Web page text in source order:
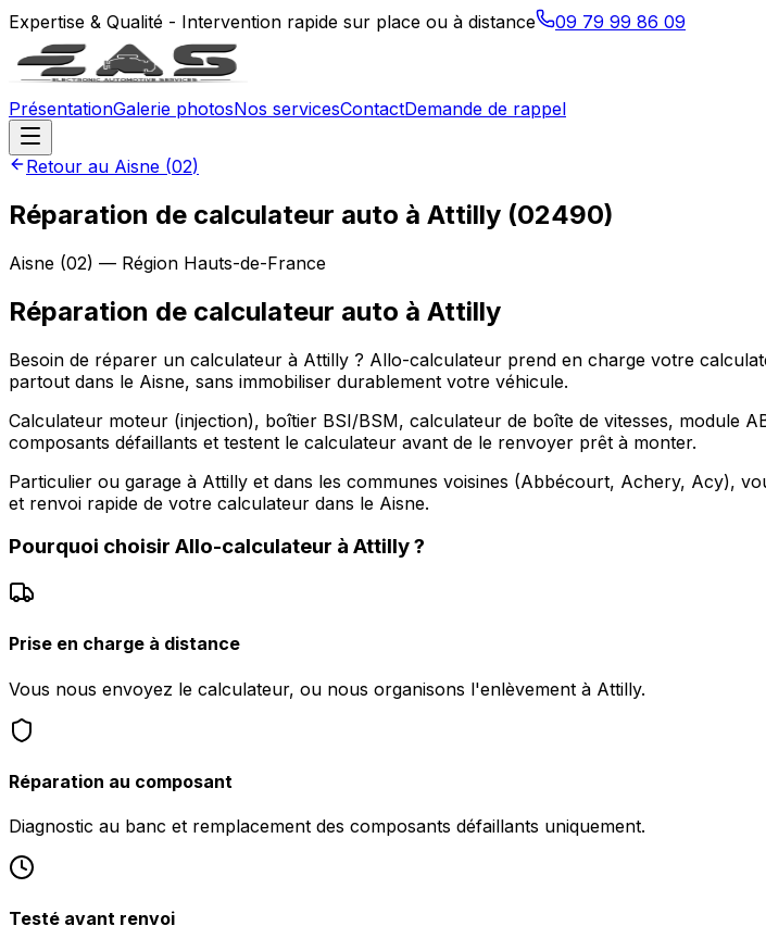
Expertise & Qualité - Intervention rapide sur place ou à distance 09 79 99 86 09
PrésentationGalerie photosNos servicesContactDemande de rappel
Retour au Aisne (02)
Réparation de calculateur auto à Attilly (02490)
Aisne (02) — Région Hauts-de-France
Réparation de calculateur auto à Attilly
Besoin de réparer un calculateur à Attilly ? Allo-calculateur prend en charge votre
partout dans le Aisne, sans immobiliser durablement votre véhicule.
Calculateur moteur (injection), boîtier BSI/BSM, calculateur de boîte de vitesses, module
composants défaillants et testent le calculateur avant de le renvoyer prêt à monter.
Particulier ou garage à Attilly et dans les communes voisines (Abbécourt, Achery, Acy),
et renvoi rapide de votre calculateur dans le Aisne.
Pourquoi choisir Allo-calculateur à Attilly?
Prise en charge à distance
Vous nous envoyez le calculateur, ou nous organisons l'enlèvement à Attilly.
Réparation au composant
Diagnostic au banc et remplacement des composants défaillants uniquement.
Testé avant renvoi